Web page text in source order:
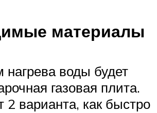
материалы
нагрева воды будет
газовая плита.
2 варианта, как быстро